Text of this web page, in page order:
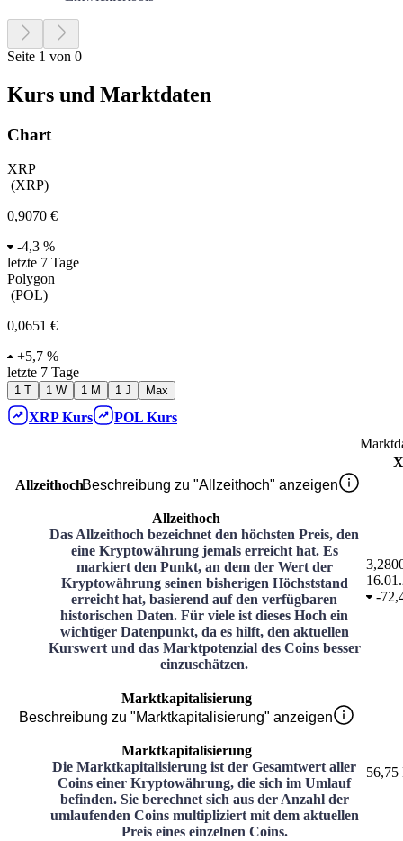
Seite 1 von 0
Kurs und Marktdaten
Chart
XRP
(XRP)
0,9070 €
-4,3 %
letzte 7 Tage
Polygon
(POL)
0,0651 €
+5,7 %
letzte 7 Tage
1 T 1 W 1 M 1 J Max
XRP Kurs POL Kurs
AllzeithochBeschreibung zu "Allzeithoch" anzeigen
Allzeithoch
Das Allzeithoch bezeichnet den höchsten Preis, den
eine Kryptowährung jemals erreicht hat. Es
markiert den Punkt, an dem der Wert der
Kryptowährung seinen bisherigen Höchststand
erreicht hat, basierend auf den verfügbaren
historischen Daten. Für viele ist dieses Hoch ein
wichtiger Datenpunkt, da es hilft, den aktuellen
Kurswert und das Marktpotenzial des Coins besser
einzuschätzen.
-
Marktkapitalisierung
Beschreibung zu "Marktkapitalisierung" anzeigen
Marktkapitalisierung
Die Marktkapitalisierung ist der Gesamtwert aller
Coins einer Kryptowährung, die sich im Umlauf
befinden. Sie berechnet sich aus der Anzahl der
umlaufenden Coins multipliziert mit dem aktuellen
Preis eines einzelnen Coins.
56,75